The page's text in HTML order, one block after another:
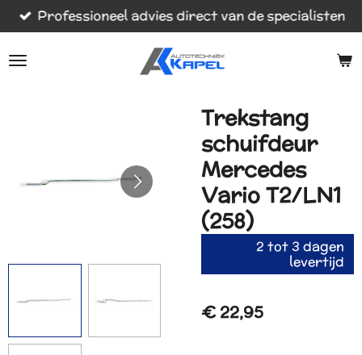
Ga
direct
naar
Professioneel advies direct van de specialisten
Trekstang
schuifdeur
Mercedes
Vario T2/LN1
(258)
2 tot 3 dagen
levertijd
€ 22,95